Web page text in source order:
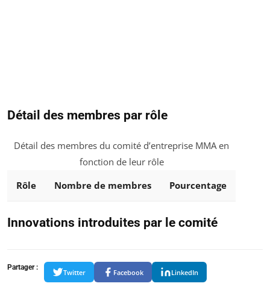
Détail des membres par rôle
Détail des membres du comité d’entreprise MMA en
fonction de leur rôle
Rôle
Nombre de membres Pourcentage
Innovations introduites par le comité
Partager :
Twitter Facebook LinkedIn